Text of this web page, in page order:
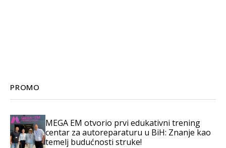
PROMO
MEGA EM otvorio prvi edukativni trening
centar za autoreparaturu u BiH: Znanje kao
temelj budućnosti struke!